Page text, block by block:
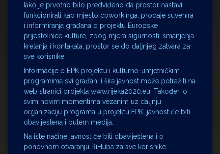
Iako je prvotno bilo predviđeno da prostor nastavi
funkcionirati kao mjesto coworkinga, prodaje suvenira
i informiranja građana o projektu Europske
prijestolnice kulture, zbog mjera sigurnosti, smanjenja
kretanja i kontakata, prostor se do daljnjeg zatvara za
sve korisnike.
Informacije o EPK projektu i kulturno-umjetničkim
programima svi građani i šira javnost može potražiti na
web stranici projekta www.rijeka2020.eu. Također, o
svim novim momentima vezanim uz daljnju
organizaciju programa u projektu EPK, javnost će biti
obaviještena i putem medija.
Na iste načine javnost će biti obaviještena i o
ponovnom otvaranju RiHuba za sve korisnike.